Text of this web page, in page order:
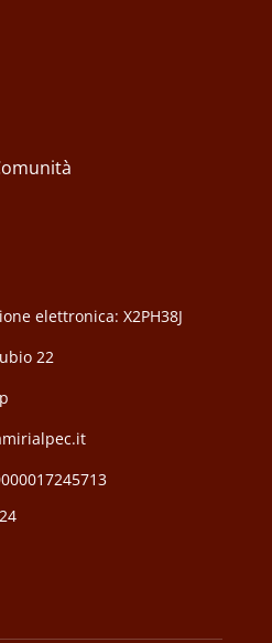
elettronica: X2PH38J
22